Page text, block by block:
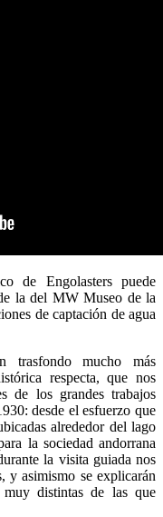
de Engolasters puede
la del MW Museo de la
de captación de agua
trasfondo mucho más
respecta, que nos
de los grandes trabajos
desde el esfuerzo que
alrededor del lago
la sociedad andorrana
la visita guiada nos
y asimismo se explicarán
distintas de las que